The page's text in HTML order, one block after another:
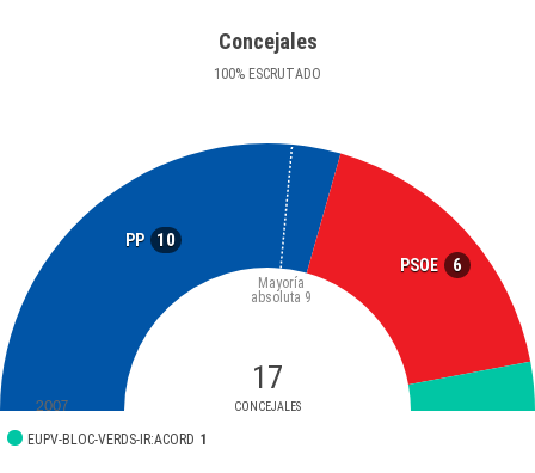
Concejales
100% ESCRUTADO
PP 10
PSOE 6
17
CONCEJALES
Mayoría
absoluta 9
EUPV-BLOC-VERDS-IR:ACORD 1
2007